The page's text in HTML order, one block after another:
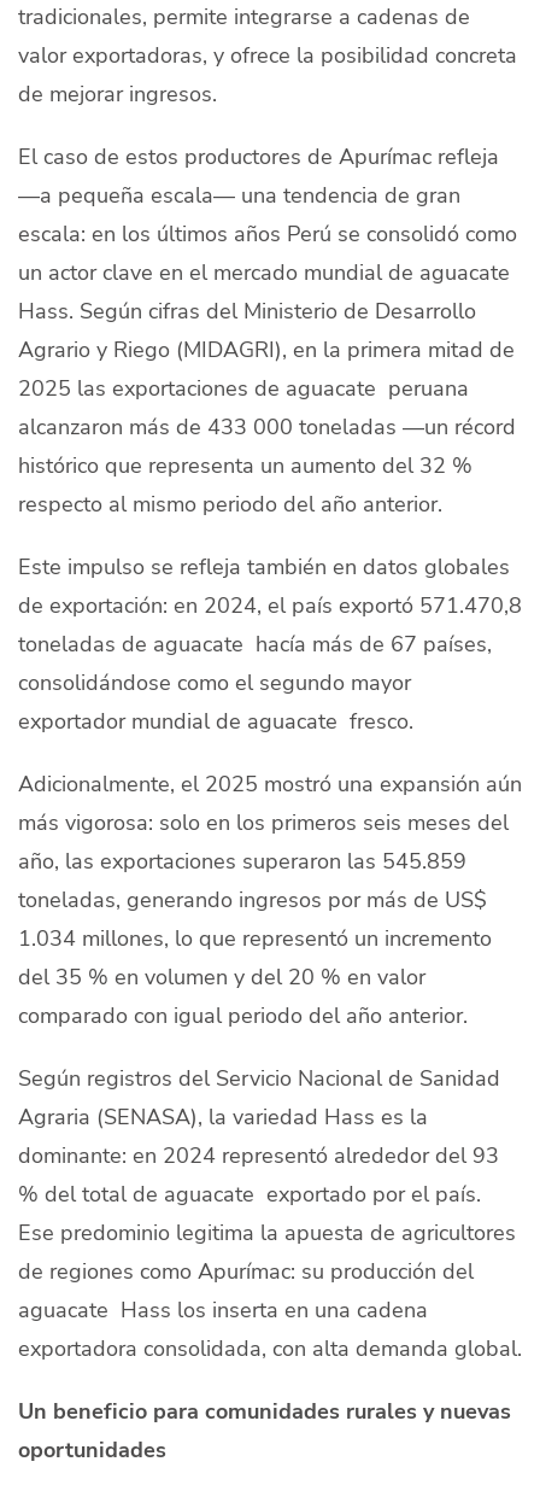
tradicionales, permite integrarse a cadenas de
valor exportadoras, y ofrece la posibilidad concreta
de mejorar ingresos.
El caso de estos productores de Apurímac refleja
—a pequeña escala— una tendencia de gran
escala: en los últimos años Perú se consolidó como
un actor clave en el mercado mundial de aguacate
Hass. Según cifras del Ministerio de Desarrollo
Agrario y Riego (MIDAGRI), en la primera mitad de
2025 las exportaciones de aguacate peruana
alcanzaron más de 433 000 toneladas —un récord
histórico que representa un aumento del 32 %
respecto al mismo periodo del año anterior.
Este impulso se refleja también en datos globales
de exportación: en 2024, el país exportó 571.470,8
toneladas de aguacate hacía más de 67 países,
consolidándose como el segundo mayor
exportador mundial de aguacate fresco.
Adicionalmente, el 2025 mostró una expansión aún
más vigorosa: solo en los primeros seis meses del
año, las exportaciones superaron las 545.859
toneladas, generando ingresos por más de US$
1.034 millones, lo que representó un incremento
del 35 % en volumen y del 20 % en valor
comparado con igual periodo del año anterior.
Según registros del Servicio Nacional de Sanidad
Agraria (SENASA), la variedad Hass es la
dominante: en 2024 representó alrededor del 93
% del total de aguacate exportado por el país.
Ese predominio legitima la apuesta de agricultores
de regiones como Apurímac: su producción del
aguacate Hass los inserta en una cadena
exportadora consolidada, con alta demanda global.
Un beneficio para comunidades rurales y nuevas
oportunidades